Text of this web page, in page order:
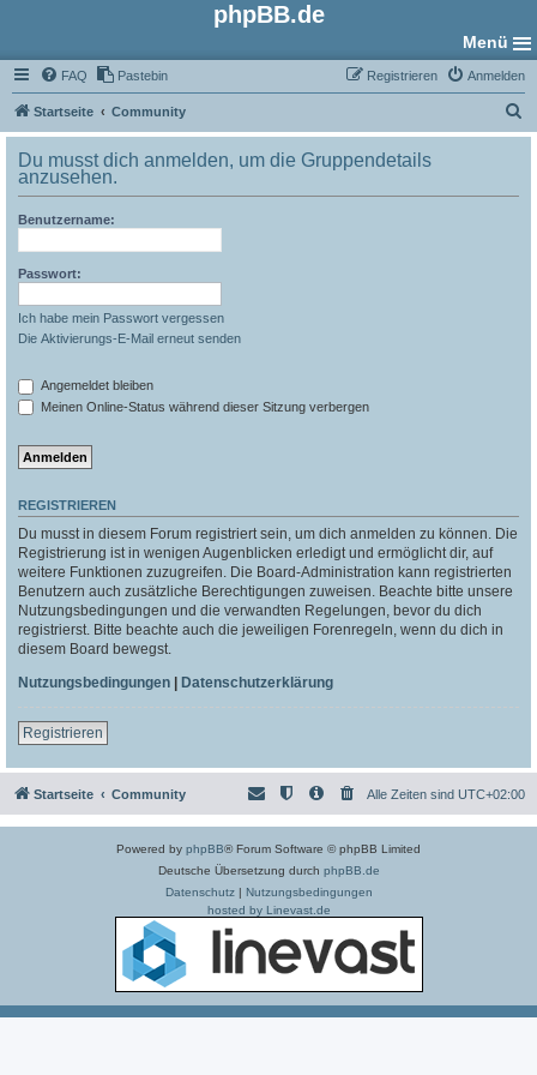
phpBB.de
Menü
FAQ Pastebin Anmelden
Registrieren
Startseite Community
u
Du musst dich anmelden, um die Gruppendetails
anzusehen.
Benutzername:
Passwort:
Ich habe mein Passwort vergessen
Die Aktivierungs-E-Mail erneut senden
Angemeldet bleiben
Meinen Online-Status während dieser Sitzung verbergen
REGISTRIEREN
Du musst in diesem Forum registriert sein, um dich anmelden zu können. Die
Registrierung ist in wenigen Augenblicken erledigt und ermöglicht dir, auf
weitere Funktionen zuzugreifen. Die Board-Administration kann registrierten
Benutzern auch zusätzliche Berechtigungen zuweisen. Beachte bitte unsere
Nutzungsbedingungen und die verwandten Regelungen, bevor du dich
registrierst. Bitte beachte auch die jeweiligen Forenregeln, wenn du dich in
diesem Board bewegst.
Nutzungsbedingungen | Datenschutzerklärung
Registrieren
Startseite Community Alle Zeiten sind UTC+02:00
Powered by phpBB® Forum Software © phpBB Limited
Deutsche Übersetzung durch phpBB.de
Datenschutz| Nutzungsbedingungen
hosted by Linevast.de